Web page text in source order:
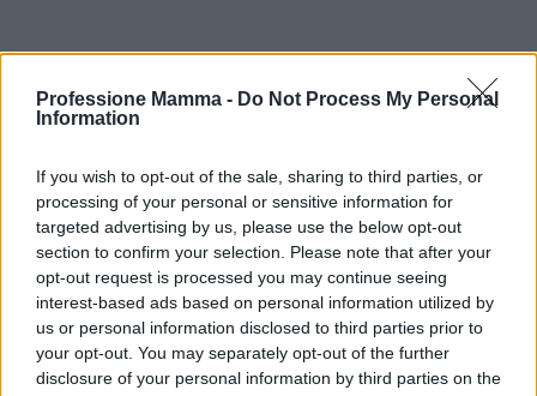
Professione Mamma - Do Not Process My Personal
Information
If you wish to opt-out of the sale, sharing to third parties, or
processing of your personal or sensitive information for
targeted advertising by us, please use the below opt-out
section to confirm your selection. Please note that after your
opt-out request is processed you may continue seeing
interest-based ads based on personal information utilized by
us or personal information disclosed to third parties prior to
your opt-out. You may separately opt-out of the further
disclosure of your personal information by third parties on the
Continua a leggere
NEWS E ATTUALITÀ